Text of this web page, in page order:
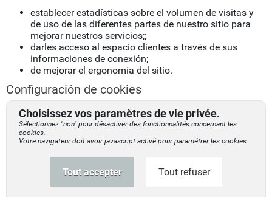
establecer estadísticas sobre el volumen de visitas y
de uso de las diferentes partes de nuestro sitio para
mejorar nuestros servicios;;
darles acceso al espacio clientes a través de sus
informaciones de conexión;
de mejorar el ergonomía del sitio.
Configuración de cookies
Choisissez vos paramètres de vie privée.
Sélectionnez "non" pour désactiver des fonctionnalités concernant les
cookies.
Votre navigateur doit avoir javascript activé pour paramétrer les cookies.
Tout accepter Tout refuser